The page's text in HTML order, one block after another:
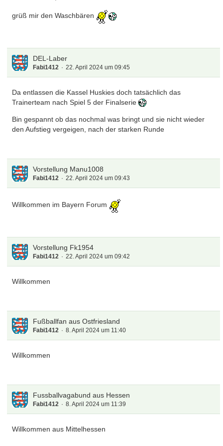
grüß mir den Waschbären
DEL-Laber
Fabi1412 22. April 2024 um 09:45
Da entlassen die Kassel Huskies doch tatsächlich das
Trainerteam nach Spiel 5 der Finalserie
Bin gespannt ob das nochmal was bringt und sie nicht wieder
den Aufstieg vergeigen, nach der starken Runde
Vorstellung Manu1008
Fabi1412 22. April 2024 um 09:43
Willkommen im Bayern Forum
Vorstellung Fk1954
Fabi1412 22. April 2024 um 09:42
Willkommen
Fußballfan aus Ostfriesland
Fabi1412 8. April 2024 um 11:40
Willkommen
Fussballvagabund aus Hessen
Fabi1412 8. April 2024 um 11:39
Willkommen aus Mittelhessen